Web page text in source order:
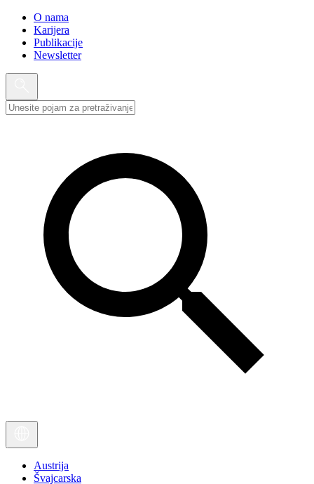
O nama
Karijera
Publikacije
Newsletter
Austrija
Švajcarska